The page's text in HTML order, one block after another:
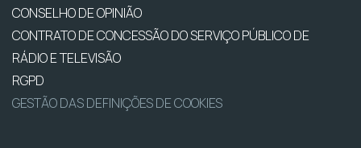
CONSELHO DE OPINIÃO
CONTRATO DE CONCESSÃO DO SERVIÇO PÚBLICO DE
RÁDIO E TELEVISÃO
RGPD
GESTÃO DAS DEFINIÇÕES DE COOKIES